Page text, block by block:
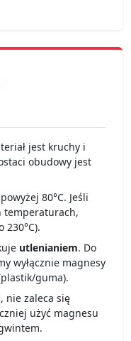
jest kruchy i
obudowy jest
powyżej 80°C. Jeśli
temperaturach,
230°C).
utlenianiem. Do
wyłącznie magnesy
guma).
nie zaleca się
użyć magnesu